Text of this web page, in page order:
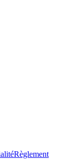
Règlement